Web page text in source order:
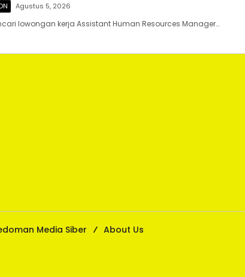
Agustus 5, 2026
lowongan kerja Assistant Human Resources Manager…
Media Siber
About Us